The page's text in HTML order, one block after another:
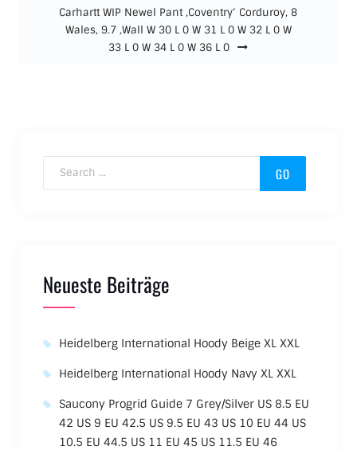
Carhartt WIP Newel Pant ‚Coventry‘ Corduroy, 8
Wales, 9.7 ,Wall W 30 L 0 W 31 L 0 W 32 L 0 W
33 L 0 W 34 L 0 W 36 L 0
Neueste Beiträge
Heidelberg International Hoody Beige XL XXL
Heidelberg International Hoody Navy XL XXL
Saucony Progrid Guide 7 Grey/Silver US 8.5 EU
42 US 9 EU 42.5 US 9.5 EU 43 US 10 EU 44 US
10.5 EU 44.5 US 11 EU 45 US 11.5 EU 46